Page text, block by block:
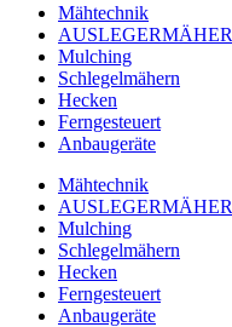
Mähtechnik
AUSLEGERMÄHER
Mulching
Schlegelmähern
Hecken
Ferngesteuert
Anbaugeräte
Mähtechnik
AUSLEGERMÄHER
Mulching
Schlegelmähern
Hecken
Ferngesteuert
Anbaugeräte